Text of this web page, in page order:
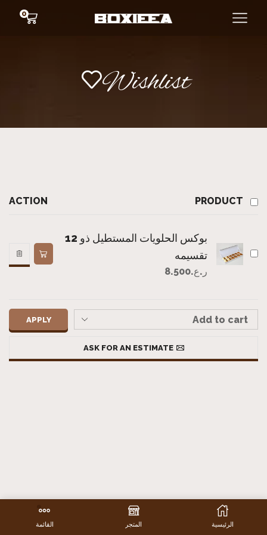
0
Wishlist
PRODUCT
ACTION
بوكس الحلويات المستطيل ذو 12
تقسيمه
ر.ع.8.500
APPLY
ASK FOR AN ESTIMATE
الرئيسية المتجر القائمة